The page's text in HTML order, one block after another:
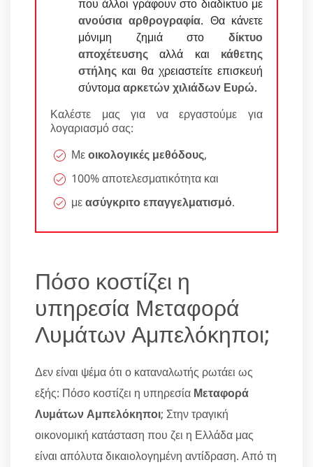
που άλλοι γράφουν στο διαδίκτυο με
ανούσια αρθρογραφία. Θα κάνετε
μόνιμη ζημιά στο δίκτυο
αποχέτευσης αλλά και κάθετης
στήλης και θα χρειαστείτε επισκευή
σύντομααρκετών χιλιάδων Ευρώ.
Καλέστε μας για να εργαστούμε για
λογαριασμό σας:
Μεοικολογικές μεθόδους,
100% αποτελεσματικότητα και
μεασύγκριτο επαγγελματισμό.
Πόσο κοστίζει η
υπηρεσία Μεταφορά
Λυμάτων Αμπελόκηποι;
Δεν είναι ψέμα ότι ο καταναλωτής ρωτάει ως
εξής: Πόσο κοστίζει η υπηρεσία Μεταφορά
Λυμάτων Αμπελόκηποι; Στην τραγική
οικονομική κατάσταση που ζει η Ελλάδα μας
είναι απόλυτα δικαιολογημένη αντίδραση. Από τη